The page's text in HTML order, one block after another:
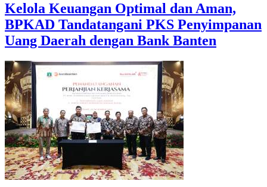
Kelola Keuangan Optimal dan Aman,
BPKAD Tandatangani PKS Penyimpanan
Uang Daerah dengan Bank Banten